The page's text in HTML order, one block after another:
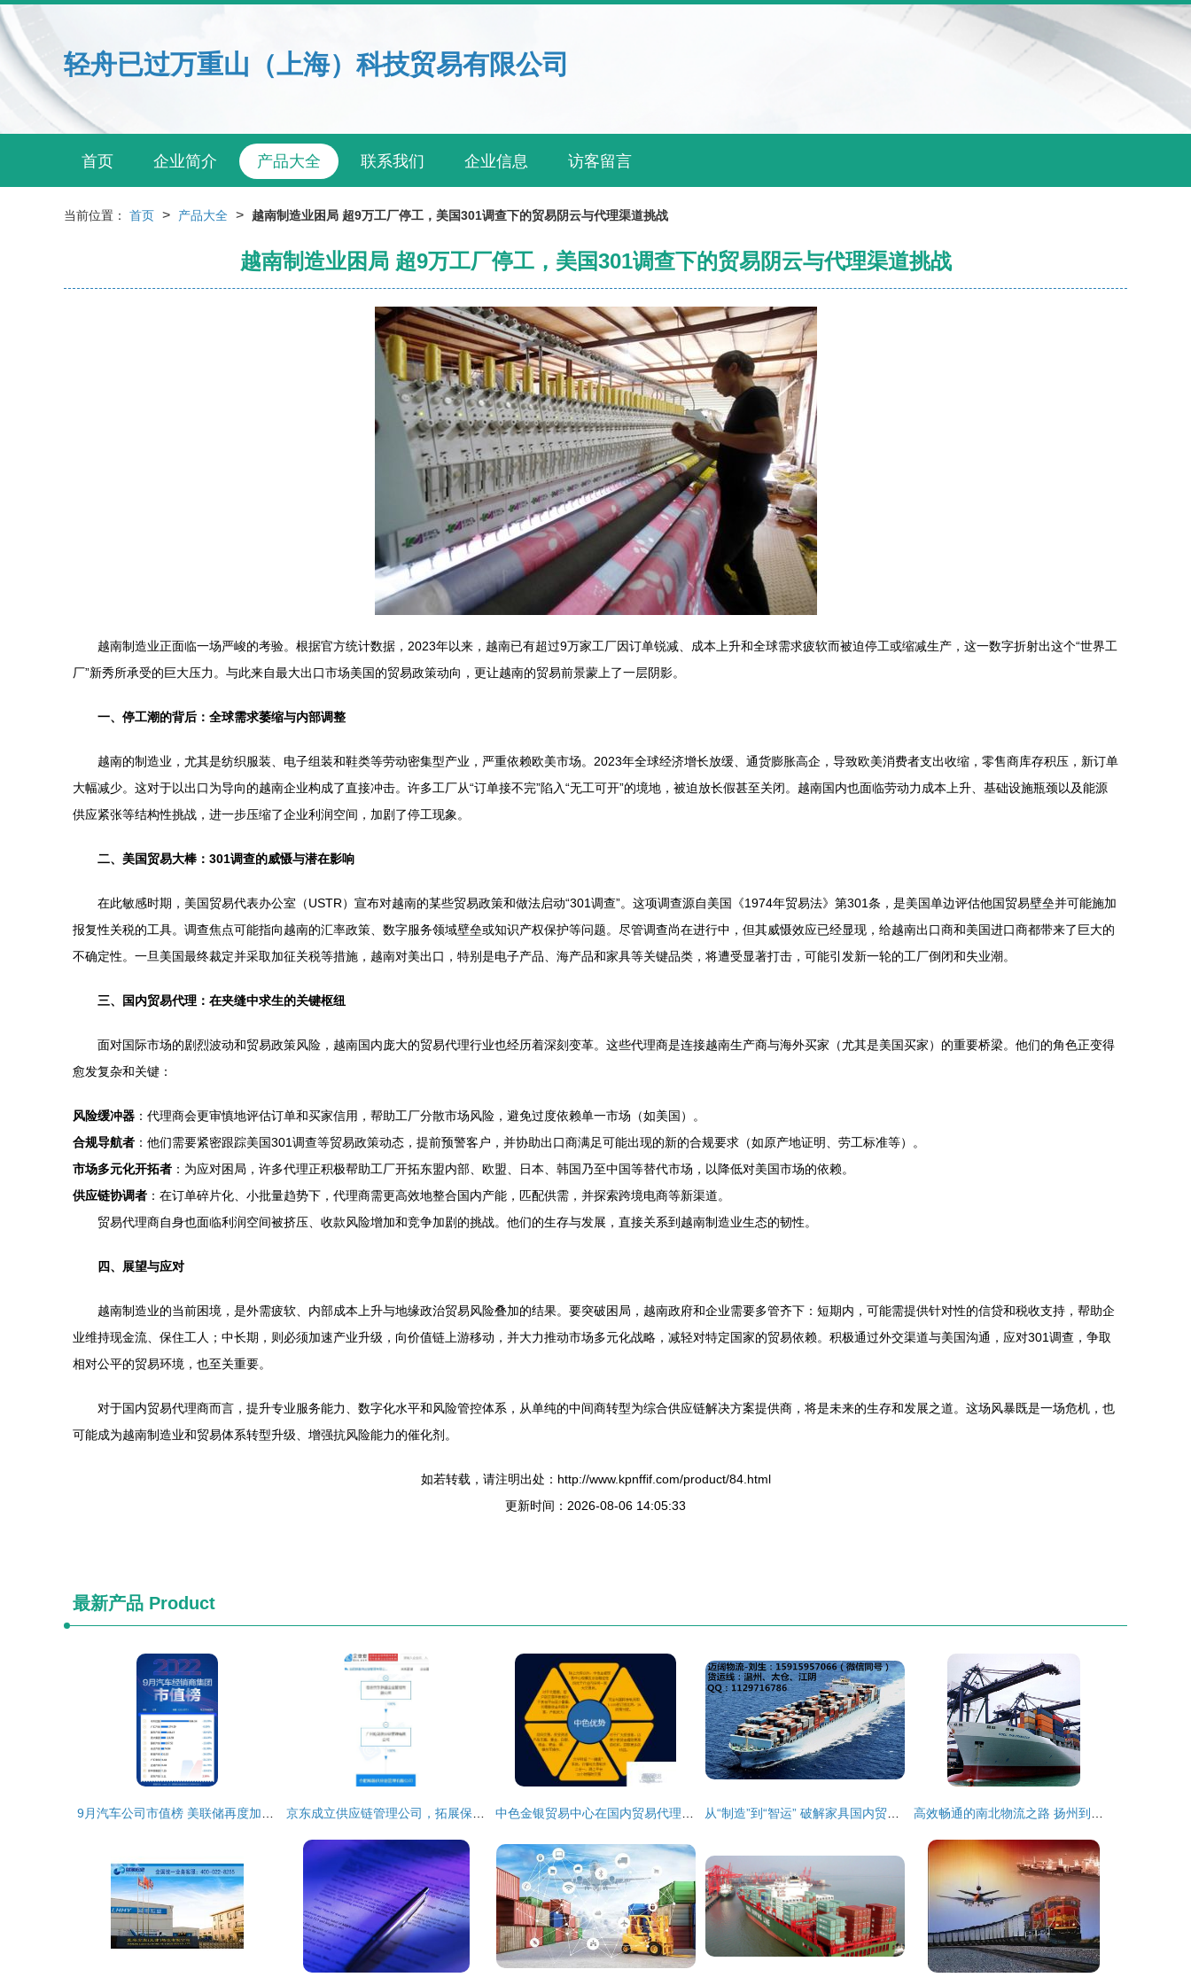
轻舟已过万重山（上海）科技贸易有限公司
首页 企业简介 产品大全 联系我们 企业信息 访客留言
当前位置： 首页 > 产品大全 > 越南制造业困局 超9万工厂停工，美国301调查下的贸易阴云与代理渠道挑战
越南制造业困局 超9万工厂停工，美国301调查下的贸易阴云与代理渠道挑战
越南制造业正面临一场严峻的考验。根据官方统计数据，2023年以来，越南已有超过9万家工厂因订单锐减、成本上升和全球需求疲软而被迫停工或缩减生产，这一数字折射出这个“世界工
厂”新秀所承受的巨大压力。与此来自最大出口市场美国的贸易政策动向，更让越南的贸易前景蒙上了一层阴影。
一、停工潮的背后：全球需求萎缩与内部调整
越南的制造业，尤其是纺织服装、电子组装和鞋类等劳动密集型产业，严重依赖欧美市场。2023年全球经济增长放缓、通货膨胀高企，导致欧美消费者支出收缩，零售商库存积压，新订单
大幅减少。这对于以出口为导向的越南企业构成了直接冲击。许多工厂从“订单接不完”陷入“无工可开”的境地，被迫放长假甚至关闭。越南国内也面临劳动力成本上升、基础设施瓶颈以及能源
供应紧张等结构性挑战，进一步压缩了企业利润空间，加剧了停工现象。
二、美国贸易大棒：301调查的威慑与潜在影响
在此敏感时期，美国贸易代表办公室（USTR）宣布对越南的某些贸易政策和做法启动“301调查”。这项调查源自美国《1974年贸易法》第301条，是美国单边评估他国贸易壁垒并可能施加
报复性关税的工具。调查焦点可能指向越南的汇率政策、数字服务领域壁垒或知识产权保护等问题。尽管调查尚在进行中，但其威慑效应已经显现，给越南出口商和美国进口商都带来了巨大的
不确定性。一旦美国最终裁定并采取加征关税等措施，越南对美出口，特别是电子产品、海产品和家具等关键品类，将遭受显著打击，可能引发新一轮的工厂倒闭和失业潮。
三、国内贸易代理：在夹缝中求生的关键枢纽
面对国际市场的剧烈波动和贸易政策风险，越南国内庞大的贸易代理行业也经历着深刻变革。这些代理商是连接越南生产商与海外买家（尤其是美国买家）的重要桥梁。他们的角色正变得
愈发复杂和关键：
风险缓冲器 ：代理商会更审慎地评估订单和买家信用，帮助工厂分散市场风险，避免过度依赖单一市场（如美国）。
合规导航者 ：他们需要紧密跟踪美国301调查等贸易政策动态，提前预警客户，并协助出口商满足可能出现的新的合规要求（如原产地证明、劳工标准等）。
市场多元化开拓者 ：为应对困局，许多代理正积极帮助工厂开拓东盟内部、欧盟、日本、韩国乃至中国等替代市场，以降低对美国市场的依赖。
供应链协调者 ：在订单碎片化、小批量趋势下，代理商需更高效地整合国内产能，匹配供需，并探索跨境电商等新渠道。
贸易代理商自身也面临利润空间被挤压、收款风险增加和竞争加剧的挑战。他们的生存与发展，直接关系到越南制造业生态的韧性。
四、展望与应对
越南制造业的当前困境，是外需疲软、内部成本上升与地缘政治贸易风险叠加的结果。要突破困局，越南政府和企业需要多管齐下：短期内，可能需提供针对性的信贷和税收支持，帮助企
业维持现金流、保住工人；中长期，则必须加速产业升级，向价值链上游移动，并大力推动市场多元化战略，减轻对特定国家的贸易依赖。积极通过外交渠道与美国沟通，应对301调查，争取
相对公平的贸易环境，也至关重要。
对于国内贸易代理商而言，提升专业服务能力、数字化水平和风险管控体系，从单纯的中间商转型为综合供应链解决方案提供商，将是未来的生存和发展之道。这场风暴既是一场危机，也
可能成为越南制造业和贸易体系转型升级、增强抗风险能力的催化剂。
如若转载，请注明出处：http://www.kpnffif.com/product/84.html
更新时间：2026-08-06 14:05:33
最新产品 Product